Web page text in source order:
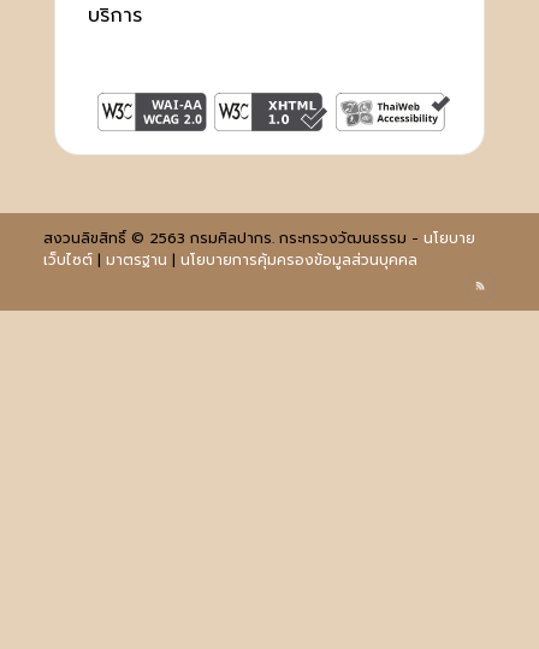
บริการ
สงวนลิขสิทธิ์ © 2563 กรมศิลปากร. กระทรวงวัฒนธรรม - นโยบาย
เว็บไซต์| มาตรฐาน | นโยบายการคุ้มครองข้อมูลส่วนบุคคล